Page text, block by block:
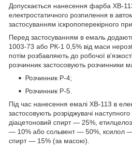
Допускається нанесення фарба ХВ-
електростатичного розпилення в
застосуванням іскропоперекірного
Перед застосуванням в емаль
1003-73 або РК-1 0,5% від маси
потім розбавляють до робочої
розчинник застосовують розчинники
Розчинник Р-4;
Розчинник Р-5.
Під час нанесення емалі ХВ-113 в
застосовують розріджувачі
діацетоновий спирт — 25%,
— 10% або сольвент — 50%, ксилол —
спирт — 15% (за масою).